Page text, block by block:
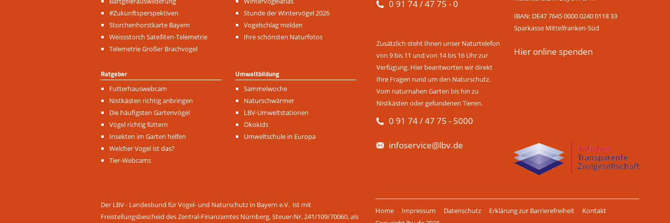
überspringen
#Zukunftsperspektiven
Storchenhorstkarte Bayern
Weissstorch Satelliten-Telemetrie
Telemetrie Großer Brachvogel
überspringen
Stunde der Wintervögel 2026
Vogelschlag melden
Ihre schönsten Naturfotos
Ratgeber
Navigation
überspringen
Futterhauswebcam
Nistkästen richtig anbringen
Die häufigsten Gartenvögel
Vögel richtig füttern
Insekten im Garten helfen
Welcher Vogel ist das?
Tier-Webcams
Umweltbildung
Navigation
überspringen
Sammelwoche
Naturschwärmer
LBV-Umweltstationen
Ökokids
Umweltschule in Europa
0 91 74 / 47 75 - 0
Zusätzlich steht Ihnen unser Naturtelefon
von 9 bis 11 und von 14 bis 16 Uhr zur
Verfügung. Hier beantworten wir direkt
Ihre Fragen rund um den Naturschutz.
Vom naturnahen Garten bis hin zu
Nistkästen oder gefundenen Tieren.
0 91 74 / 47 75 - 5000
infoservice@lbv.de
IBAN: DE47 7645 0000 0240 0118 33
Sparkasse Mittelfranken-Süd
Hier online spenden
Der LBV - Landesbund für Vogel- und Naturschutz in Bayern e.V. ist mit
Freistellungsbescheid des Zentral-Finanzamtes Nürnberg, Steuer-Nr. 241/109/70060, als
überspringen
Home Impressum Datenschutz Erklärung zur Barrierefreiheit
Kontakt